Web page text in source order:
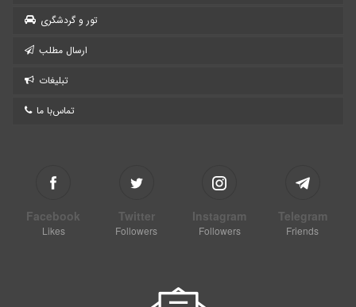
تور و گردشگری
ارسال مطلب
تبلیغات
تماس‌با ما
Facebook
Likes
Twitter
Followers
Instagram
Followers
Telegram
Friends